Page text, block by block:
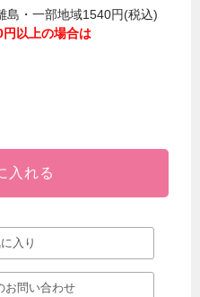
・一部地域1540円(税込)
以上の場合は
入れる
入り
お問い合わせ